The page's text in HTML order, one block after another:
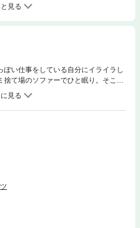
見る
い仕事をしている自分にイライラし
て場のソファーでひと眠り。そこに
までおぶって帰るが、夜中にノドが乾
見るや「誰これ！！？」。水を飲み終
話せない武士！」といった調子で…